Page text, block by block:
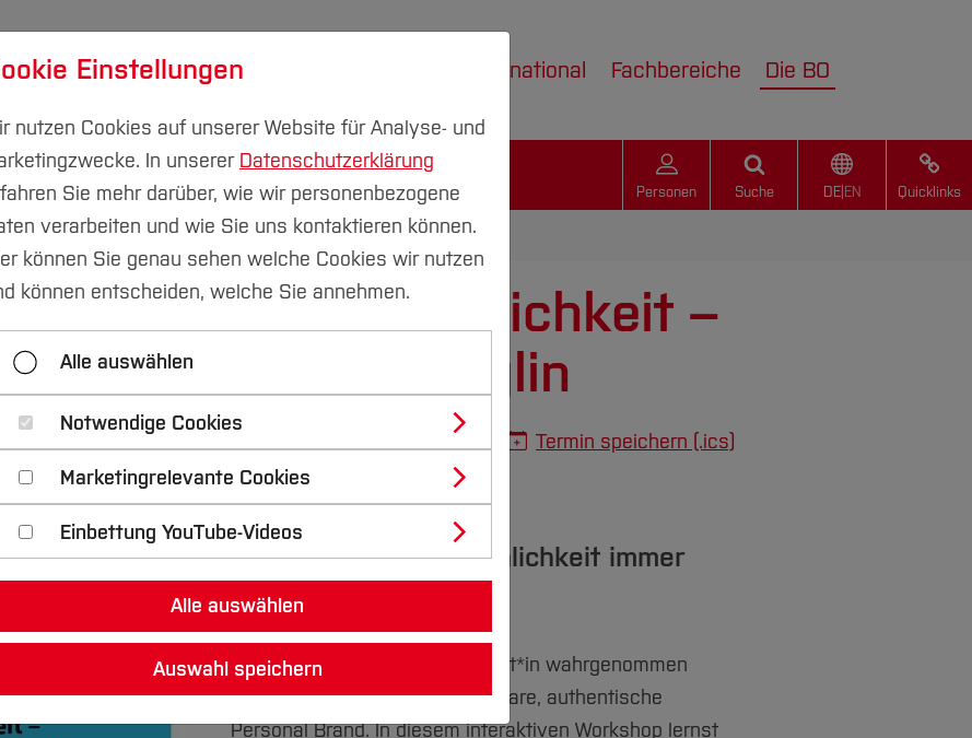
Forschung & Transfer International Fachbereiche Die BO
Personen Suche DE| EN Quicklinks
braucht Persönlichkeit –
DU! mit Mira Koglin
Termin speichern (.ics)
Bochum
und Marken gewinnt Persönlichkeit immer
Wer sichtbar sein und als Expert*in wahrgenommen
werden möchte, braucht eine klare, authentische
Personal Brand. In diesem interaktiven Workshop lernst
Einstellungen
nutzen Cookies auf unserer Website für Analyse- und
In unserer Datenschutzerklärung
Sie mehr darüber, wie wir personenbezogene
verarbeiten und wie Sie uns kontaktieren können.
können Sie genau sehen welche Cookies wir nutzen
können entscheiden, welche Sie annehmen.
Alle auswählen
Notwendige Cookies
Marketingrelevante Cookies
Einbettung YouTube-Videos
Alle auswählen
Auswahl speichern